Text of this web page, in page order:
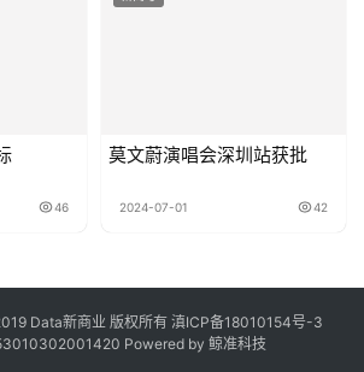
46
莫文蔚演唱会深圳站获批
2024-07-01 42
Data新商业 版权所有 滇ICP备18010154号-3
Powered by 鲸准科技